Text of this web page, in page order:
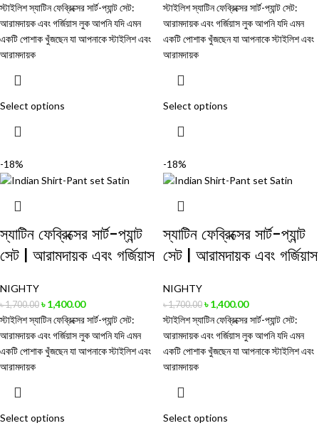
স্টাইলিশ স্যাটিন ফেব্রিক্সের সার্ট-প্যান্ট সেট:
আরামদায়ক এবং গর্জিয়াস লুক আপনি যদি এমন
একটি পোশাক খুঁজছেন যা আপনাকে স্টাইলিশ এবং
আরামদায়ক
Select options
স্টাইলিশ স্যাটিন ফেব্রিক্সের সার্ট-প্যান্ট সেট:
আরামদায়ক এবং গর্জিয়াস লুক আপনি যদি এমন
একটি পোশাক খুঁজছেন যা আপনাকে স্টাইলিশ এবং
আরামদায়ক
Select options
-18%
স্যাটিন ফেব্রিক্সের সার্ট-প্যান্ট
সেট | আরামদায়ক এবং গর্জিয়াস
NIGHTY
৳1,700.00 ৳1,400.00
স্টাইলিশ স্যাটিন ফেব্রিক্সের সার্ট-প্যান্ট সেট:
আরামদায়ক এবং গর্জিয়াস লুক আপনি যদি এমন
একটি পোশাক খুঁজছেন যা আপনাকে স্টাইলিশ এবং
আরামদায়ক
Select options
-18%
স্যাটিন ফেব্রিক্সের সার্ট-প্যান্ট
সেট | আরামদায়ক এবং গর্জিয়াস
NIGHTY
৳1,700.00 ৳1,400.00
স্টাইলিশ স্যাটিন ফেব্রিক্সের সার্ট-প্যান্ট সেট:
আরামদায়ক এবং গর্জিয়াস লুক আপনি যদি এমন
একটি পোশাক খুঁজছেন যা আপনাকে স্টাইলিশ এবং
আরামদায়ক
Select options